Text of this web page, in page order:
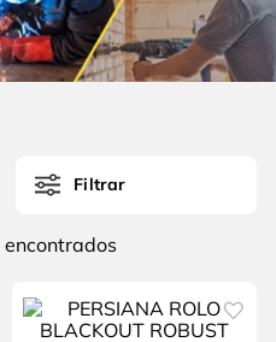
Filtrar